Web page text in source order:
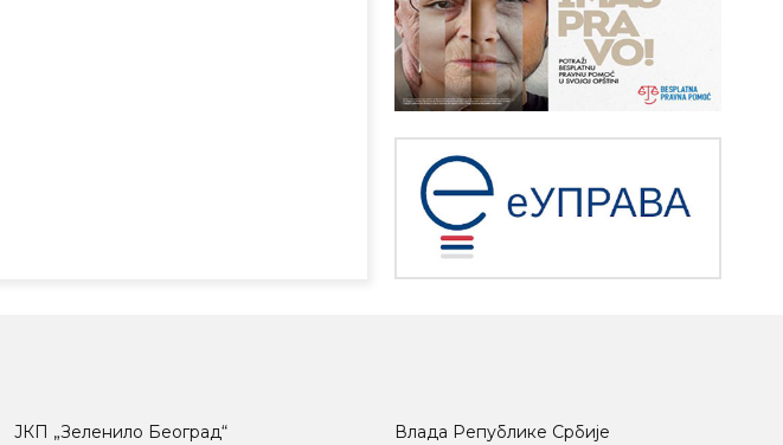
ЈКП „Зеленило Београд“
Влада Републике Србије